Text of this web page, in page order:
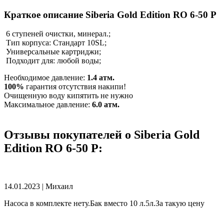
Краткое описание Siberia Gold Edition RO 6-50 P
6 ступеней очистки, минерал.;
Тип корпуса: Стандарт 10SL;
Универсальные картриджи;
Подходит для: любой воды;
Необходимое давление: 1.4 атм.
100% гарантия отсутствия накипи!
Очищенную воду кипятить не нужно
Максимальное давление: 6.0 атм.
Отзывы покупателей о Siberia Gold
Edition RO 6-50 P:
14.01.2023 | Михаил
Насоса в комплекте нету.Бак вместо 10 л.5л.За такую цену